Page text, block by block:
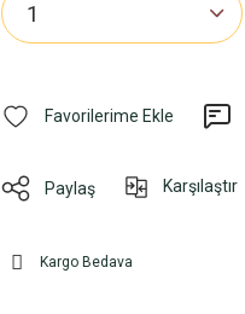
Paylaş Karşılaştır
Kargo Bedava